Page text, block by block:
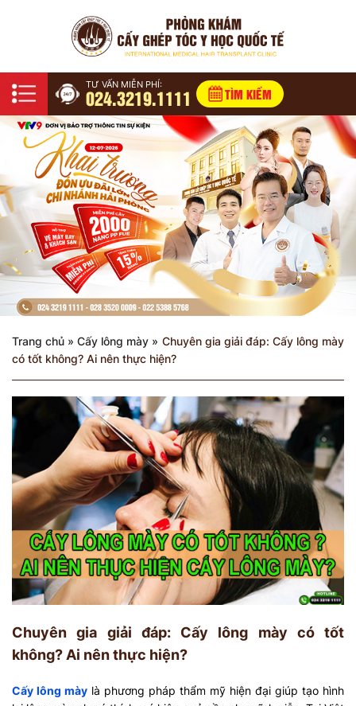
TƯ VẤN MIỄN PHÍ:
024.3219.1111 TÌM KIẾM
Trang chủ »Cấy lông mày » Chuyên gia giải đáp: Cấy lông mày
có tốt không? Ai nên thực hiện?
Chuyên gia giải đáp: Cấy lông mày có tốt
không? Ai nên thực hiện?
Cấy lông mày là phương pháp thẩm mỹ hiện đại giúp tạo hình